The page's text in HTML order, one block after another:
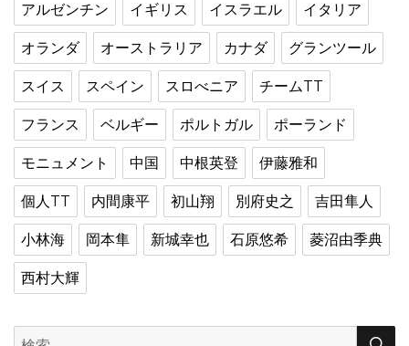
アルゼンチン イギリス イスラエル イタリア
オランダ オーストラリア カナダ グランツール
スイス スペイン スロべニア チームTT
フランス ベルギー ポルトガル ポーランド
モニュメント 中国 中根英登 伊藤雅和
個人TT 内間康平 初山翔 別府史之 吉田隼人
小林海 岡本隼 新城幸也 石原悠希 菱沼由季典
西村大輝
検
検